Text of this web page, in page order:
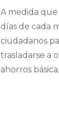
A medida
días de cada
ciudadanos
trasladarse a
ahorros